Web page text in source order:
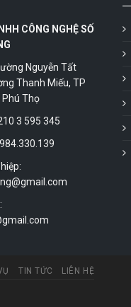
CÔNG NGHỆ SỐ
Nguyễn Tất
Thanh Miếu, TP
Phú Thọ
3 595 345
TIN TỨC LIÊN HỆ